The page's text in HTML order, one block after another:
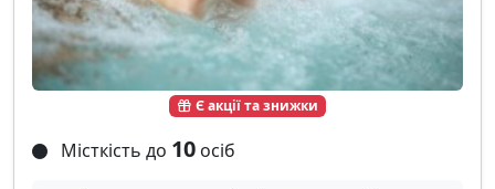
Є акції та знижки
Місткість до 10 осіб